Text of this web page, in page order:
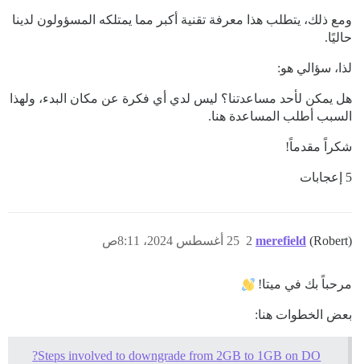
ومع ذلك، يتطلب هذا معرفة تقنية أكبر مما يمتلكه المسؤولون لدينا
حاليًا.
لذا، سؤالي هو:
هل يمكن لأحد مساعدتنا؟ ليس لدي أي فكرة عن مكان البدء، ولهذا
السبب أطلب المساعدة هنا.
شكراً مقدماً!
5 إعجابات
merefield (Robert) 25 أغسطس 2024، 8:11ص 2
مرحباً بك في ميتا!
بعض الخطوات هنا:
Steps involved to downgrade from 2GB to 1GB on DO?